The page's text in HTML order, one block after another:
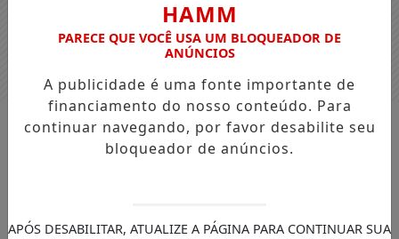
NOTÍCIAS GERAL
Beneficiários com NIS final 1
HAMM
PARECE QUE VOCÊ USA UM BLOQUEADOR DE
ANÚNCIOS
A publicidade é uma fonte importante de
financiamento do nosso conteúdo. Para
continuar navegando, por favor desabilite seu
bloqueador de anúncios.
APÓS DESABILITAR, ATUALIZE A PÁGINA PARA CONTINUAR SUA